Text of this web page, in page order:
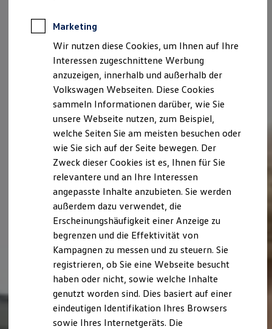
Rekuperation
Laden unterwegs
Laden Zuhause
Ladestationen finden
Ladezeitensimulator
Batterie
Sicherheit
Nachhaltigkeit
Technologie
Kosten und Kauf
Kaufoptionen
E-Auto-Förderung
Software und Konnektivität
Die ID. Software 6
ID. Software Versionen und Updates
Digitale Extras
Schnittstellen zu Ihrem ID.
Hybridautos
Marke und Erlebnis
Volkswagen R und R Experience
R-Modelle
R Experience
Driving Experience
Volkswagen entdecken
Werkbesichtigung
Marketing
Wir nutzen diese Cookies, um Ihnen auf Ihre
Interessen zugeschnittene Werbung
anzuzeigen, innerhalb und außerhalb der
Volkswagen Webseiten. Diese Cookies
sammeln Informationen darüber, wie Sie
unsere Webseite nutzen, zum Beispiel,
welche Seiten Sie am meisten besuchen oder
wie Sie sich auf der Seite bewegen. Der
Zweck dieser Cookies ist es, Ihnen für Sie
relevantere und an Ihre Interessen
angepasste Inhalte anzubieten. Sie werden
außerdem dazu verwendet, die
Erscheinungshäufigkeit einer Anzeige zu
begrenzen und die Effektivität von
Kampagnen zu messen und zu steuern. Sie
registrieren, ob Sie eine Webseite besucht
haben oder nicht, sowie welche Inhalte
genutzt worden sind. Dies basiert auf einer
eindeutigen Identifikation Ihres Browsers
sowie Ihres Internetgeräts. Die